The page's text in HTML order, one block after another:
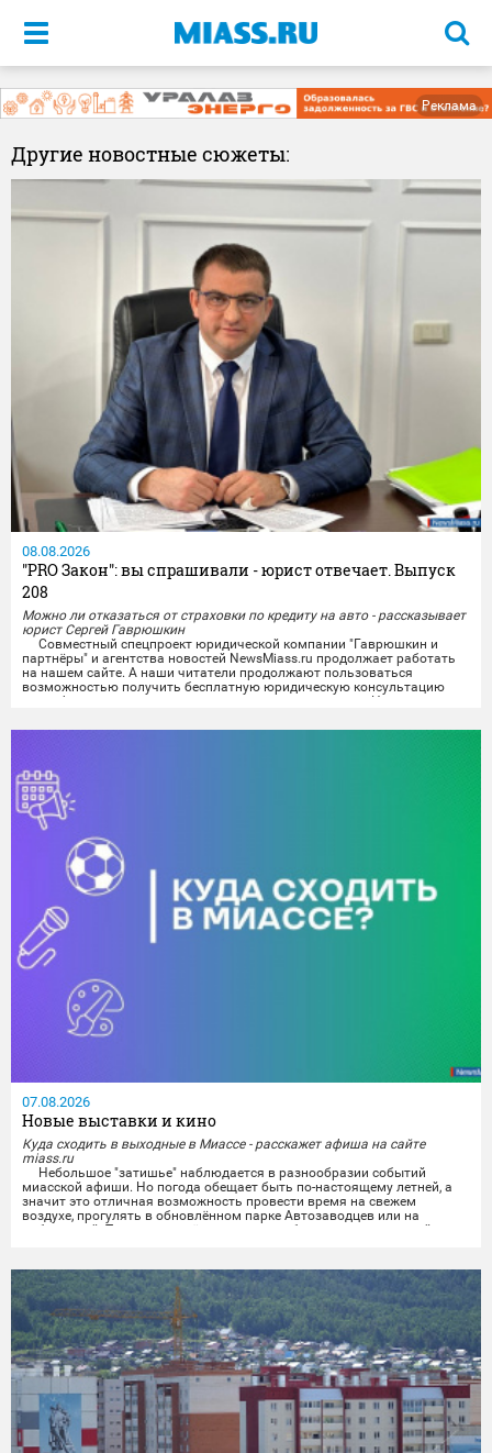
Меню
Реклама
Другие новостные сюжеты:
08.08.2026
"PRO Закон": вы спрашивали - юрист отвечает. Выпуск
208
Можно ли отказаться от страховки по кредиту на авто - рассказывает
юрист Сергей Гаврюшкин
Совместный спецпроект юридической компании "Гаврюшкин и
партнёры" и агентства новостей NewsMiass.ru продолжает работать
на нашем сайте. А наши читатели продолжают пользоваться
возможностью получить бесплатную юридическую консультацию
квалифицированного специалиста не выходя из дома. На вопросы
Все поступившие на сегодняшний день вопросы уже проработаны,
07.08.2026
Новые выставки и кино
Куда сходить в выходные в Миассе - расскажет афиша на сайте
miass.ru
Небольшое "затишье" наблюдается в разнообразии событий
миасской афиши. Но погода обещает быть по-настоящему летней, а
значит это отличная возможность провести время на свежем
воздухе, прогулять в обновлённом парке Автозаводцев или на
набережной. Тем же, кто всё же хочет приобщиться к культурной